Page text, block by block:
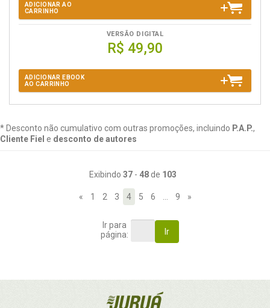
ADICIONAR AO
CARRINHO
VERSÃO DIGITAL
R$ 49,90
ADICIONAR EBOOK
AO CARRINHO
* Desconto não cumulativo com outras promoções, incluindo P.A.P.,
Cliente Fiel e desconto de autores
Exibindo 37- 48de 103
« 1 2 3 4 5 6 9 »
Ir para
página:
Ir